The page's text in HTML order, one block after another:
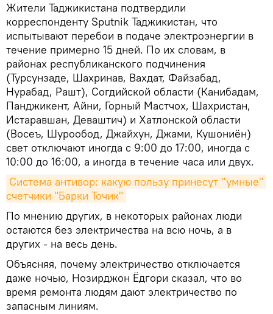
Жители Таджикистана подтвердили
корреспонденту Sputnik Таджикистан, что
испытывают перебои в подаче электроэнергии в
течение примерно 15 дней. По их словам, в
районах республиканского подчинения
(Турсунзаде, Шахринав, Вахдат, Файзабад,
Нурабад, Рашт), Согдийской области (Канибадам,
Панджикент, Айни, Горный Мастчох, Шахристан,
Истаравшан, Деваштич) и Хатлонской области
(Восеъ, Шурообод, Джайхун, Джами, Кушониён)
свет отключают иногда с 9:00 до 17:00, иногда с
10:00 до 16:00, а иногда в течение часа или двух.
Система антивор: какую пользу принесут "умные"
счетчики "Барки Точик"
По мнению других, в некоторых районах люди
остаются без электричества на всю ночь, а в
других - на весь день.
Объясняя, почему электричество отключается
даже ночью, Нозирджон Ёдгори сказал, что во
время ремонта людям дают электричество по
запасным линиям.